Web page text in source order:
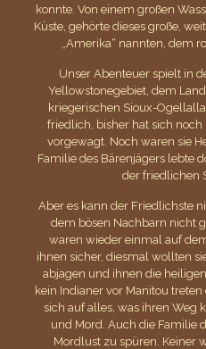
konnte. Von einem großen
Küste, gehörte dieses große,
„Amerika“ nannten, dem
Unser Abenteuer spielt in
Yellowstonegebiet, dem
kriegerischen Sioux-
friedlich, bisher hat sich noch
vorgewagt. Noch waren sie
Familie des Bärenjägers lebte
der friedlichen
Aber es kann der Friedlichste
dem bösen Nachbarn nicht
waren wieder einmal auf
ihnen sicher, diesmal wollten
abjagen und ihnen die
kein Indianer vor Manitou
sich auf alles, was ihren Weg
und Mord. Auch die Familie
Mordlust zu spüren. Keiner